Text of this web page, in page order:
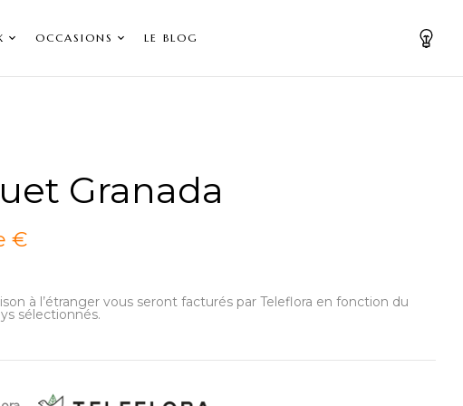
OCCASIONS LE BLOG
Granada
€
à l’étranger vous seront facturés par Teleflora en fonction du
sélectionnés.